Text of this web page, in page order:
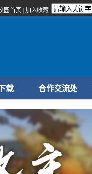
园首页 加入收藏
载 合作交流处